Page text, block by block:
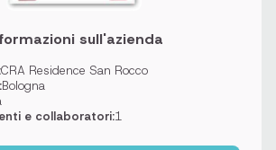
sull'azienda
CRA Residence San Rocco
Bologna
e collaboratori:1